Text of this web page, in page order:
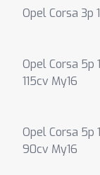
Opel Corsa 3p
Opel Corsa 5p
115cv My16
Opel Corsa 5p
90cv My16